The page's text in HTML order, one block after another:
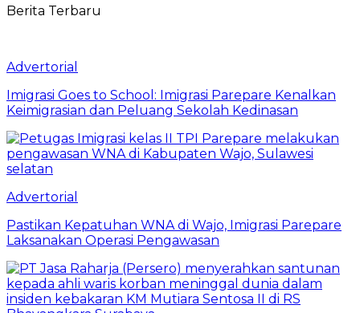
Berita Terbaru
Advertorial
Imigrasi Goes to School: Imigrasi Parepare Kenalkan
Keimigrasian dan Peluang Sekolah Kedinasan
Advertorial
Pastikan Kepatuhan WNA di Wajo, Imigrasi Parepare
Laksanakan Operasi Pengawasan